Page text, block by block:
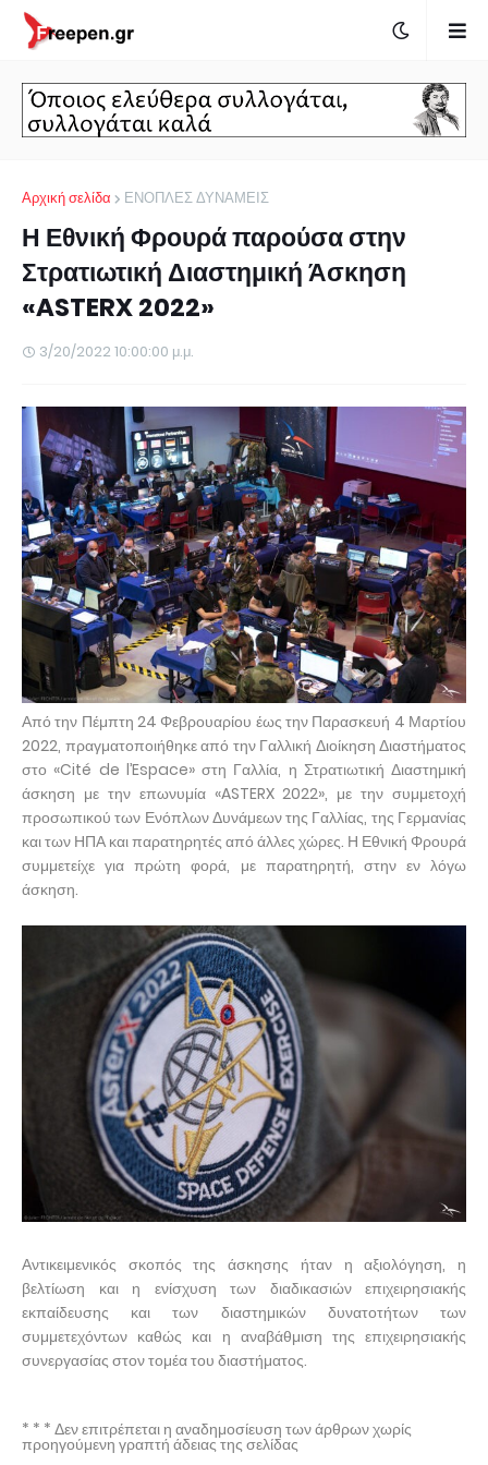
Αρχική σελίδα ΕΝΟΠΛΕΣ ΔΥΝΑΜΕΙΣ
Η Εθνική Φρουρά παρούσα στην
Στρατιωτική Διαστημική Άσκηση
«ASTERX 2022»
3/20/2022 10:00:00 μ.μ.
Από την Πέμπτη 24 Φεβρουαρίου έως την Παρασκευή 4 Μαρτίου
2022, πραγματοποιήθηκε από την Γαλλική Διοίκηση Διαστήματος
στο «Cité de l’Espace» στη Γαλλία, η Στρατιωτική Διαστημική
άσκηση με την επωνυμία «ASTERX 2022», με την συμμετοχή
προσωπικού των Ενόπλων Δυνάμεων της Γαλλίας, της Γερμανίας
και των ΗΠΑ και παρατηρητές από άλλες χώρες. Η Εθνική Φρουρά
συμμετείχε για πρώτη φορά, με παρατηρητή, στην εν λόγω
άσκηση.
Αντικειμενικός σκοπός της άσκησης ήταν η αξιολόγηση, η
βελτίωση και η ενίσχυση των διαδικασιών επιχειρησιακής
εκπαίδευσης και των διαστημικών δυνατοτήτων των
συμμετεχόντων καθώς και η αναβάθμιση της επιχειρησιακής
συνεργασίας στον τομέα του διαστήματος.
* * * Δεν επιτρέπεται η αναδημοσίευση των άρθρων χωρίς
προηγούμενη γραπτή άδειας της σελίδας